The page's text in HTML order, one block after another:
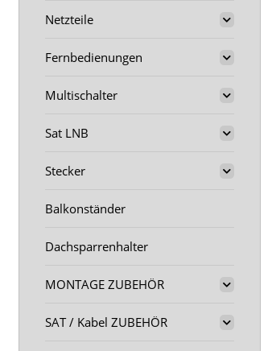
Netzteile
Fernbedienungen
Multischalter
Sat LNB
Stecker
Balkonständer
Dachsparrenhalter
MONTAGE ZUBEHÖR
SAT / Kabel ZUBEHÖR